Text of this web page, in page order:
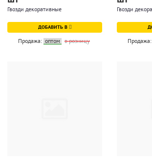
Гвозди декоративные
ДОБАВИТЬ В
Продажа: оптом в розницу
Гвозди
Продажа: